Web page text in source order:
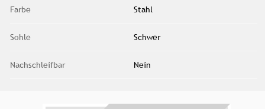
Farbe Stahl
Sohle Schwer
Nachschleifbar Nein